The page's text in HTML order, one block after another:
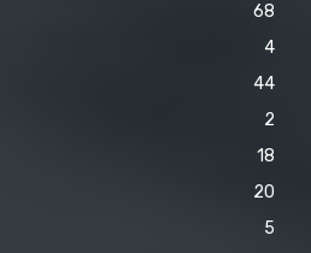
68
4
44
2
18
20
5